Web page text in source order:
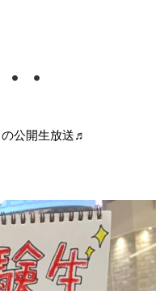
・
公開生放送♬